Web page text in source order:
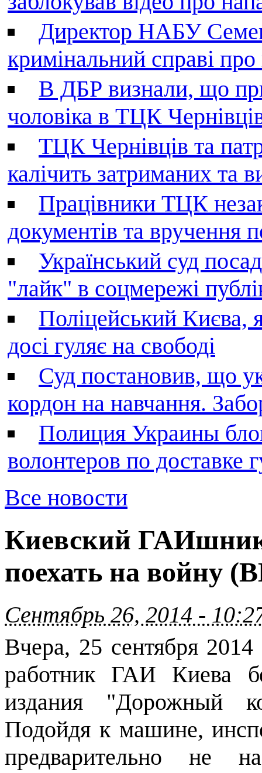
Директор НАБУ
кримінальний справі
В ДБР визнали, що
чоловіка в ТЦК Чернівців
ТЦК Чернівців та
калічить затриманих та
Працівники ТЦК
документів та вручення
Український суд
"лайк" в соцмережі
Поліцейський Києва,
досі гуляє на свободі
Суд постановив, що
кордон на навчання.
Полиция Украины
волонтеров по
Все новости
Киевский ГАИшник
поехать на войну
Сентябрь 26, 2014 -
Вчера, 25 сентября
работник ГАИ Киева
издания "Дорожный
Подойдя к машине,
предварительно не